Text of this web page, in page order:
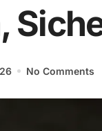
No Comments